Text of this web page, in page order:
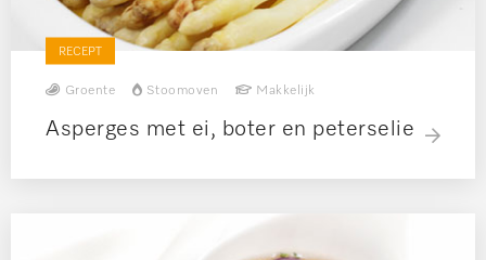
RECEPT
Groente Stoomoven Makkelijk
Asperges met ei, boter en peterselie